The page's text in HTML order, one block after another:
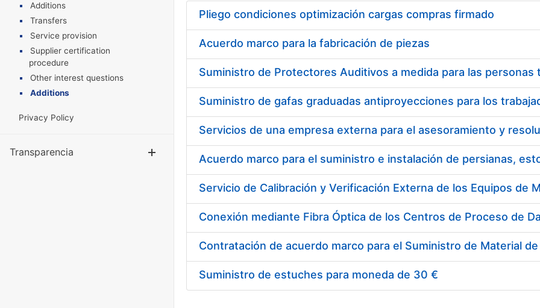
Additions
Transfers
Service provision
Supplier certification
procedure
Other interest questions
Additions
Privacy Policy
Transparencia Show/Hide
Pliego condiciones optimización cargas compras firmado
Acuerdo marco para la fabricación de piezas
Acuerdo marco para el suministro e instalación de persianas,
Suministro de estuches para moneda de 30 €